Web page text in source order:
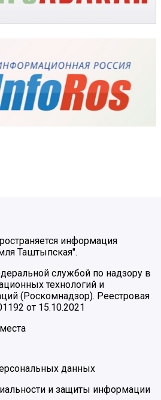
информация
Таштыпская".
службой по надзору в
технологий и
(Роскомнадзор). Реестровая
от 15.10.2021
данных
и защиты информации